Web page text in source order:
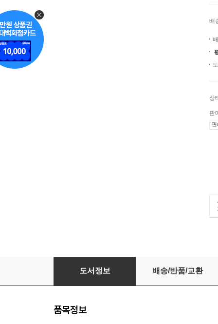
배
상
판
판
빅퀘스천 과학 - 사진으로 이해하는 과학의 모든
도서정보 배송/반품/교환
품목정보